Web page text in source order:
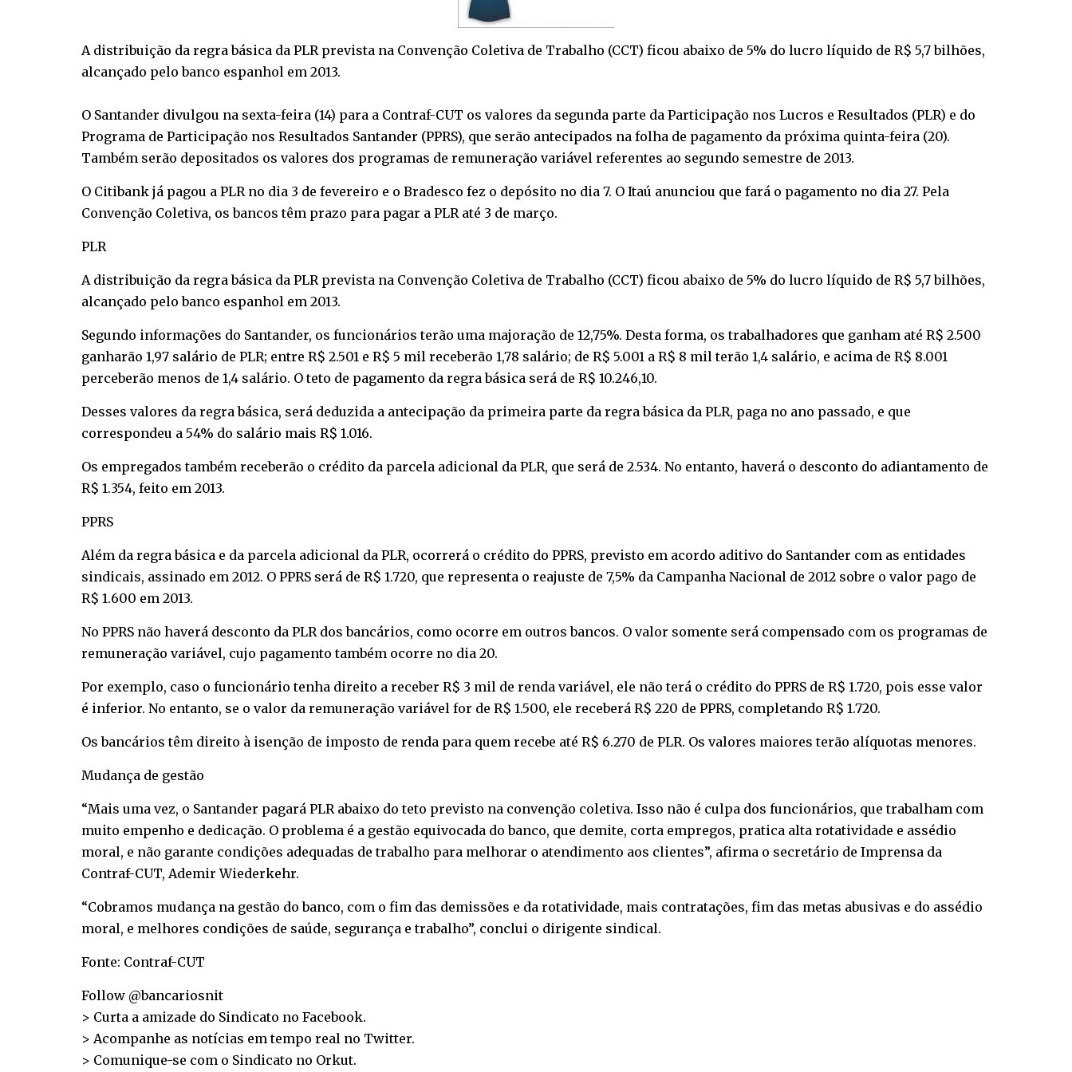
A distribuição da regra básica da PLR prevista na Convenção Coletiva de Trabalho (CCT) ficou abaixo de 5% do lucro líquido de R$ 5,7 bilhões,
alcançado pelo banco espanhol em 2013.
O Santander divulgou na sexta-feira (14) para a Contraf-CUT os valores da segunda parte da Participação nos Lucros e Resultados (PLR) e do
Programa de Participação nos Resultados Santander (PPRS), que serão antecipados na folha de pagamento da próxima quinta-feira (20).
Também serão depositados os valores dos programas de remuneração variável referentes ao segundo semestre de 2013.
O Citibank já pagou a PLR no dia 3 de fevereiro e o Bradesco fez o depósito no dia 7. O Itaú anunciou que fará o pagamento no dia 27. Pela
Convenção Coletiva, os bancos têm prazo para pagar a PLR até 3 de março.
PLR
A distribuição da regra básica da PLR prevista na Convenção Coletiva de Trabalho (CCT) ficou abaixo de 5% do lucro líquido de R$ 5,7 bilhões,
alcançado pelo banco espanhol em 2013.
Segundo informações do Santander, os funcionários terão uma majoração de 12,75%. Desta forma, os trabalhadores que ganham até R$ 2.500
ganharão 1,97 salário de PLR; entre R$ 2.501 e R$ 5 mil receberão 1,78 salário; de R$ 5.001 a R$ 8 mil terão 1,4 salário, e acima de R$ 8.001
perceberão menos de 1,4 salário. O teto de pagamento da regra básica será de R$ 10.246,10.
Desses valores da regra básica, será deduzida a antecipação da primeira parte da regra básica da PLR, paga no ano passado, e que
correspondeu a 54% do salário mais R$ 1.016.
Os empregados também receberão o crédito da parcela adicional da PLR, que será de 2.534. No entanto, haverá o desconto do adiantamento de
R$ 1.354, feito em 2013.
PPRS
Além da regra básica e da parcela adicional da PLR, ocorrerá o crédito do PPRS, previsto em acordo aditivo do Santander com as entidades
sindicais, assinado em 2012. O PPRS será de R$ 1.720, que representa o reajuste de 7,5% da Campanha Nacional de 2012 sobre o valor pago de
R$ 1.600 em 2013.
No PPRS não haverá desconto da PLR dos bancários, como ocorre em outros bancos. O valor somente será compensado com os programas de
remuneração variável, cujo pagamento também ocorre no dia 20.
Por exemplo, caso o funcionário tenha direito a receber R$ 3 mil de renda variável, ele não terá o crédito do PPRS de R$ 1.720, pois esse valor
é inferior. No entanto, se o valor da remuneração variável for de R$ 1.500, ele receberá R$ 220 de PPRS, completando R$ 1.720.
Os bancários têm direito à isenção de imposto de renda para quem recebe até R$ 6.270 de PLR. Os valores maiores terão alíquotas menores.
Mudança de gestão
“Mais uma vez, o Santander pagará PLR abaixo do teto previsto na convenção coletiva. Isso não é culpa dos funcionários, que trabalham com
muito empenho e dedicação. O problema é a gestão equivocada do banco, que demite, corta empregos, pratica alta rotatividade e assédio
moral, e não garante condições adequadas de trabalho para melhorar o atendimento aos clientes”, afirma o secretário de Imprensa da
Contraf-CUT, Ademir Wiederkehr.
“Cobramos mudança na gestão do banco, com o fim das demissões e da rotatividade, mais contratações, fim das metas abusivas e do assédio
moral, e melhores condições de saúde, segurança e trabalho”, conclui o dirigente sindical.
Fonte: Contraf-CUT
Follow @bancariosnit
> Curta a amizade do Sindicato no Facebook.
> Acompanhe as notícias em tempo real no Twitter.
> Comunique-se com o Sindicato no Orkut.